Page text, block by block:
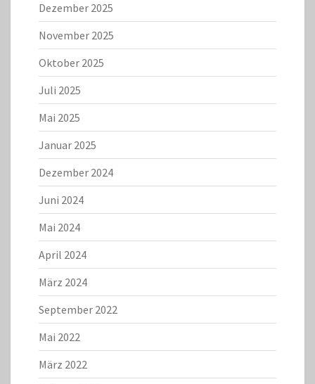
Dezember 2025
November 2025
Oktober 2025
Juli 2025
Mai 2025
Januar 2025
Dezember 2024
Juni 2024
Mai 2024
April 2024
März 2024
September 2022
Mai 2022
März 2022